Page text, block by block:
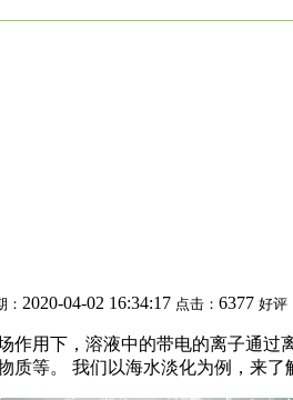
： 2020-04-02 16:34:17 点击： 6377 好评
作用下，溶液中的带电的离子通
质等。 我们以海水淡化为例，来了